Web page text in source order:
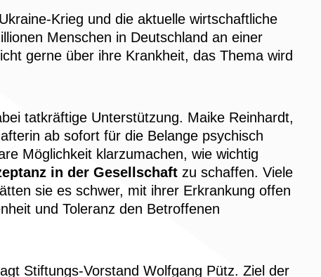
Krieg und die aktuelle wirtschaftliche
Menschen in Deutschland an einer
gerne über ihre Krankheit, das Thema wird
tatkräftige Unterstützung. Maike Reinhardt,
ab sofort für die Belange psychisch
Möglichkeit klarzumachen, wie wichtig
in der Gesellschaft zu schaffen. Viele
sie es schwer, mit ihrer Erkrankung offen
und Toleranz den Betroffenen
Stiftungs-Vorstand Wolfgang Pütz. Ziel der